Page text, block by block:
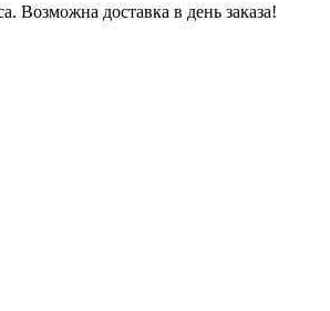
Возможна доставка в день заказа!